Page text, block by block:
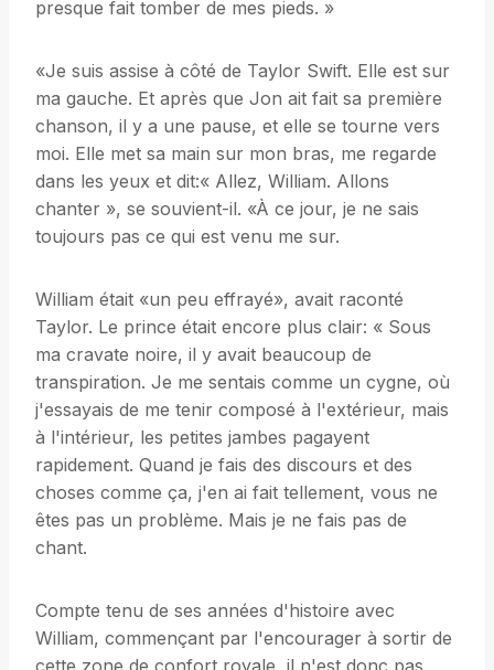
presque fait tomber de mes pieds. »
«Je suis assise à côté de Taylor Swift. Elle est sur
ma gauche. Et après que Jon ait fait sa première
chanson, il y a une pause, et elle se tourne vers
moi. Elle met sa main sur mon bras, me regarde
dans les yeux et dit:« Allez, William. Allons
chanter », se souvient-il. «À ce jour, je ne sais
toujours pas ce qui est venu me sur.
William était «un peu effrayé», avait raconté
Taylor. Le prince était encore plus clair: « Sous
ma cravate noire, il y avait beaucoup de
transpiration. Je me sentais comme un cygne, où
j'essayais de me tenir composé à l'extérieur, mais
à l'intérieur, les petites jambes pagayent
rapidement. Quand je fais des discours et des
choses comme ça, j'en ai fait tellement, vous ne
êtes pas un problème. Mais je ne fais pas de
chant.
Compte tenu de ses années d'histoire avec
William, commençant par l'encourager à sortir de